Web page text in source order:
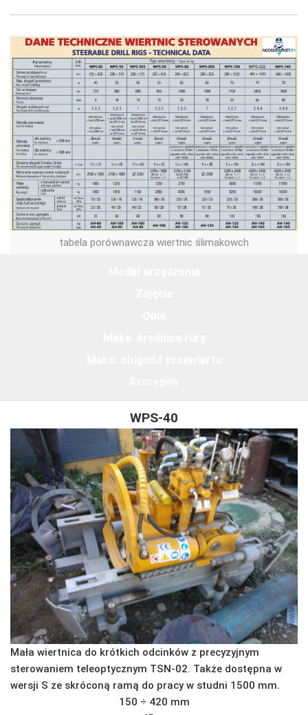
tabela porównawcza wiertnic ślimakowch
WPS-40
Mała wiertnica do krótkich odcinków z precyzyjnym
sterowaniem teleoptycznym TSN-02. Także dostępna w
wersji S ze skróconą ramą do pracy w studni 1500 mm.
150 ÷ 420 mm